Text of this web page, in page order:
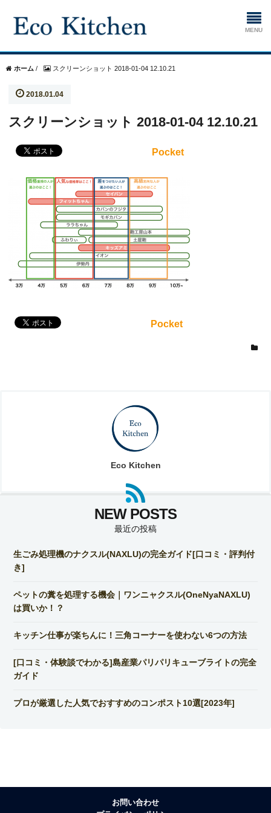
ホーム
生ゴミ処理機
ホーム / スクリーンショット 2018-01-04 12.10.21
2018.01.04
スクリーンショット 2018-01-04 12.10.21
Pocket
Pocket
Eco Kitchen
最近の投稿
生ごみ処理機のナクスル(NAXLU)の完全ガイド[口コミ・評判付
き]
ペットの糞を処理する機会｜ワンニャクスル(OneNyaNAXLU)
は買いか！？
キッチン仕事が楽ちんに！三角コーナーを使わない6つの方法
[口コミ・体験談でわかる]島産業パリパリキューブライトの完全
ガイド
プロが厳選した人気でおすすめのコンポスト10選[2023年]
お問い合わせ